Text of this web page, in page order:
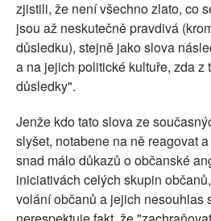
zjistili, že není všechno zlato, co
jsou až neskutečně pravdivá
důsledku), stejně jako slova
a na jejich politické kultuře, zda z
důsledky".
Jenže kdo tato slova ze
slyšet, notabene na ně reagovat
snad málo důkazů o občanské
iniciativách celých skupin
volání občanů a jejich nesouhlas